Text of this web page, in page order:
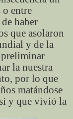
o entre
haber
que asolaron
y de la
preliminar
la nuestra
por lo que
matándose
y que vivió la